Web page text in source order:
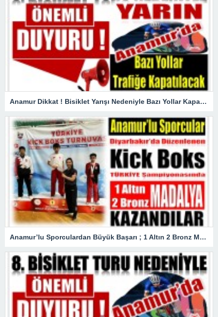
Anamur Dikkat ! Bisiklet Yarışı Nedeniyle Bazı Yollar Kapanacak
Anamur’lu Sporculardan Büyük Başarı ; 1 Altın 2 Bronz Madalya Kazandılar